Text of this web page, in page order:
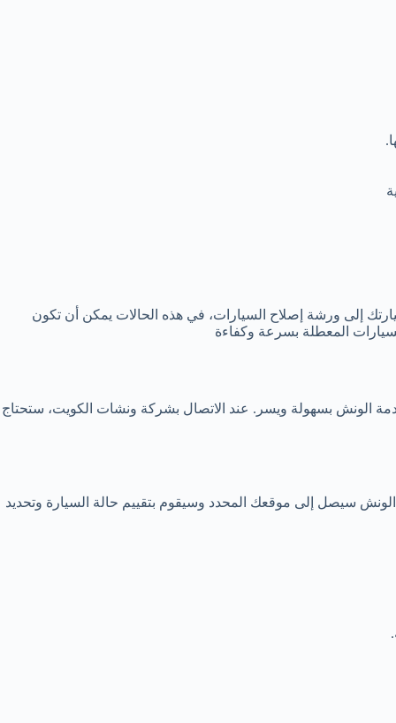
إلى ورشة إصلاح السيارات، في هذه الحالات يمكن أن تكون
المعطلة بسرعة وكفاءة
الونش بسهولة ويسر. عند الاتصال بشركة ونشات الكويت، ستحتاج
سيصل إلى موقعك المحدد وسيقوم بتقييم حالة السيارة وتحديد